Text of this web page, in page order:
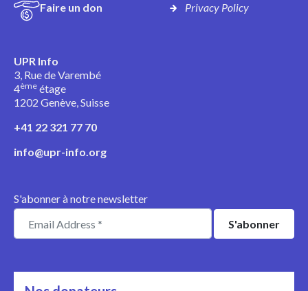
Faire un don Privacy Policy
UPR Info
3, Rue de Varembé
4ème étage
1202 Genève, Suisse
+41 22 321 77 70
info@upr-info.org
S'abonner à notre newsletter